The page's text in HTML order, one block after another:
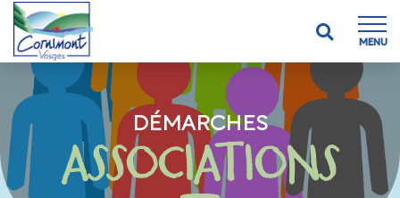
MENU
DÉMARCHES
ASSOCIATIONS